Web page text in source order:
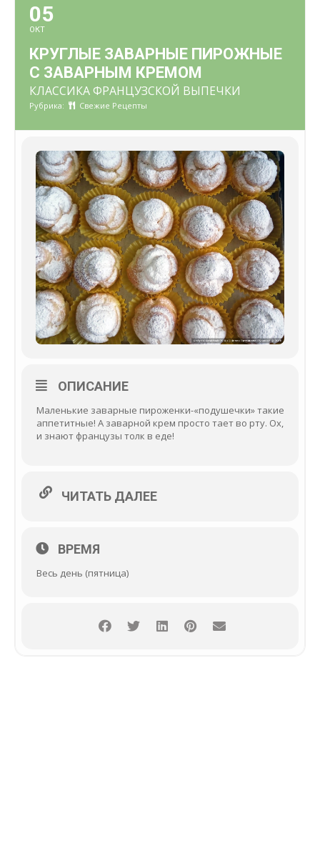
05
ОКТ
КРУГЛЫЕ ЗАВАРНЫЕ ПИРОЖНЫЕ
С ЗАВАРНЫМ КРЕМОМ
КЛАССИКА ФРАНЦУЗСКОЙ ВЫПЕЧКИ
Рубрика: Свежие Рецепты
ОПИСАНИЕ
Маленькие заварные пироженки-«подушечки» такие
аппетитные! А заварной крем просто тает во рту. Ох,
и знают французы толк в еде!
ЧИТАТЬ ДАЛЕЕ
ВРЕМЯ
Весь день (пятница)